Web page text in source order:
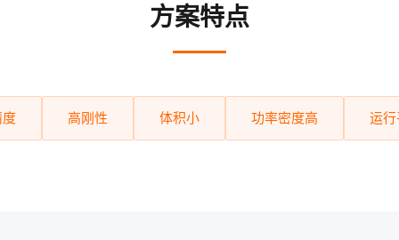
方案特点
高刚性 体积小 功率密度高 运